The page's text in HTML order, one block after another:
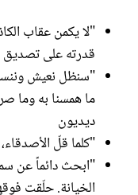
"لا يكمن عقاب
قدرته على
"سنظل نعيش
ما همسنا به وما
ديديون
"كلما قلّ
"ابحث دائماً عن
الخيانة. حلّقت